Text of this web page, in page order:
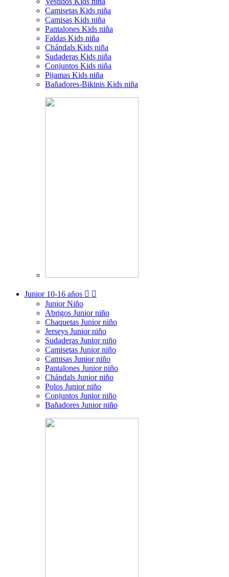
Camisetas Kids niña
Camisas Kids niña
Pantalones Kids niña
Faldas Kids niña
Chándals Kids niña
Sudaderas Kids niña
Conjuntos Kids niña
Pijamas Kids niña
Bañadores-Bikinis Kids niña
Junior 10-16 años  
Junior Niño
Abrigos Junior niño
Chaquetas Junior niño
Jerseys Junior niño
Sudaderas Junior niño
Camisetas Junior niño
Camisas Junior niño
Pantalones Junior niño
Chándals Junior niño
Polos Junior niño
Conjuntos Junior niño
Bañadores Junior niño